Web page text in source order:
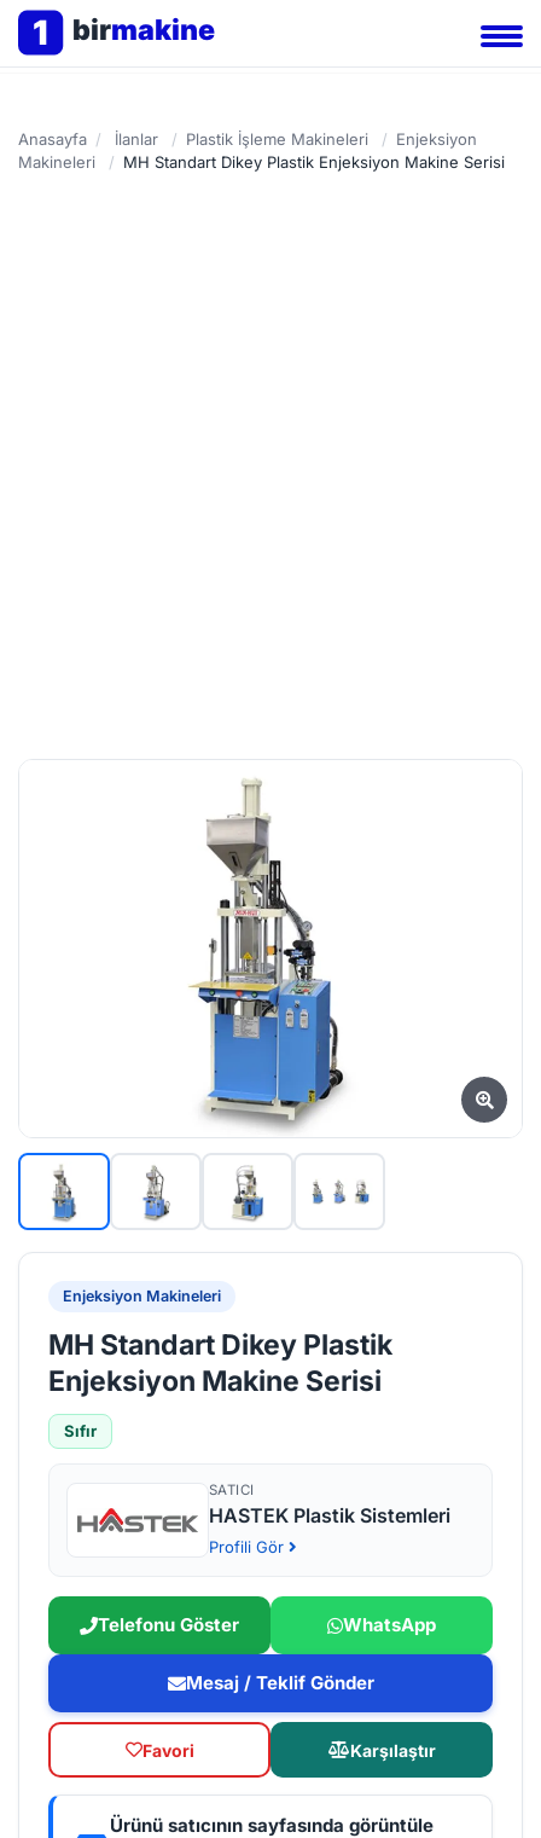
1 birmakine
Anasayfa / İlanlar / Plastik İşleme Makineleri / Enjeksiyon
Makineleri
/ MH Standart Dikey Plastik Enjeksiyon Makine Serisi
Enjeksiyon Makineleri
MH Standart Dikey Plastik
Enjeksiyon Makine Serisi
Sıfır
SATICI
HASTEK Plastik Sistemleri
Profili Gör
Telefonu Göster WhatsApp
Mesaj / Teklif Gönder
Favori Karşılaştır
Ürünü satıcının sayfasında görüntüle